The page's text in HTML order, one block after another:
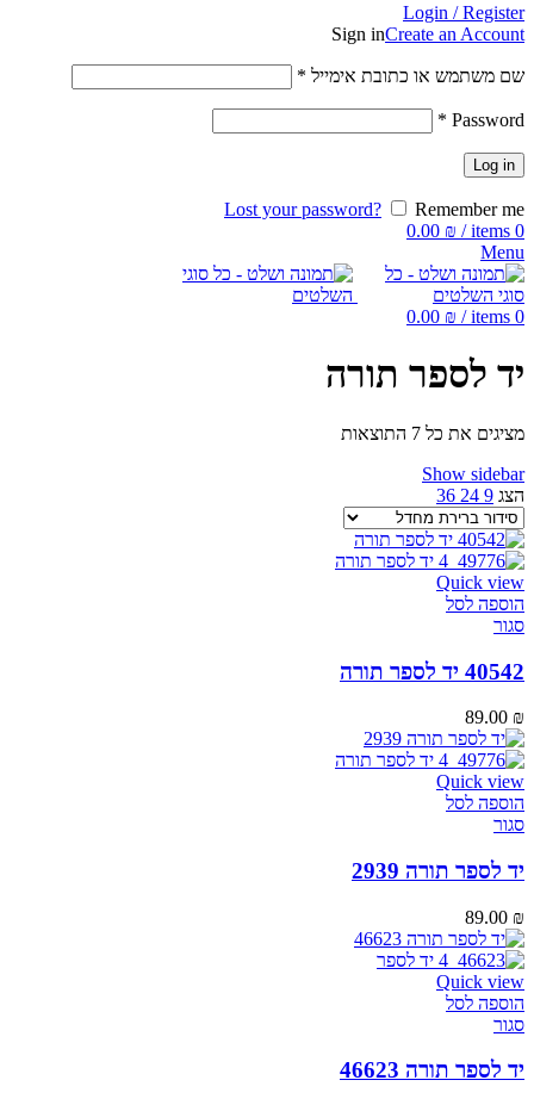
Login / Register
Sign inCreate an Account
שם משתמש או כתובת אימייל *
Password
*
Log in
Lost your password?
Remember me
0
items
/
0.00 ₪
Menu
0
items
/
0.00 ₪
יד לספר תורה
מציגים את כל ⁦7⁩ התוצאות
Show sidebar
הצג 9
24
36
Quick view
הוספה לסל
סגור
40542 יד לספר תורה
89.00 ₪
Quick view
הוספה לסל
סגור
יד לספר תורה 2939
89.00 ₪
Quick view
הוספה לסל
סגור
יד לספר תורה 46623